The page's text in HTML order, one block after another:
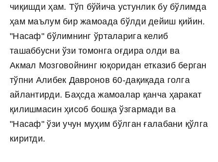
чиқишди ҳам. Тўп бўйича устунлик бу бўлимда
ҳам маълум бир жамоада бўлди дейиш қийин.
"Насаф" бўлимнинг ўрталарига келиб
ташаббусни ўзи томонга оғдира олди ва
Акмал Мозговойнинг юқоридан етказиб берган
тўпни Алибек Давронов 60-дақиқада голга
айлантирди. Баҳсда жамоалар қанча ҳаракат
қилишмасин ҳисоб бошқа ўзгармади ва
"Насаф" ўзи учун муҳим бўлган ғалабани қўлга
киритди.